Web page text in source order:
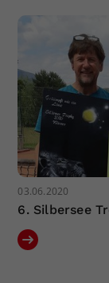
03.06.2020
6. Silbersee
Zweck